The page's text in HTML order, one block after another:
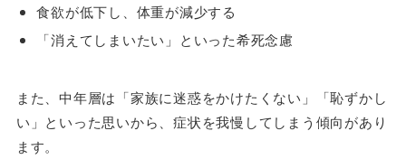
食欲が低下し、体重が減少する
「消えてしまいたい」といった希死念慮
また、中年層は「家族に迷惑をかけたくない」「恥ずかし
い」といった思いから、症状を我慢してしまう傾向があり
ます。